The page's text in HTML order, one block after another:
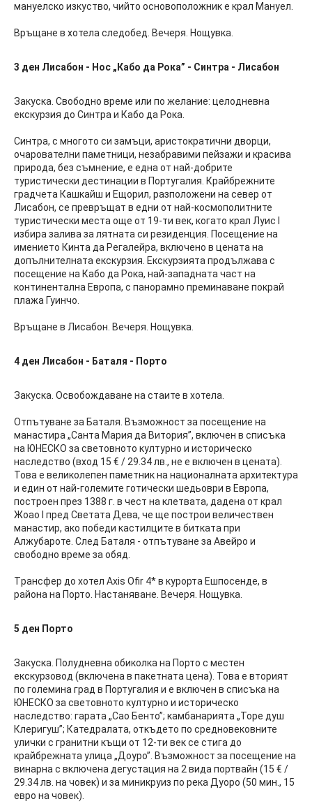
мануелско изкуство, чийто основоположник е крал Мануел.
Връщане в хотела следобед. Вечеря. Нощувка.
3 ден Лисабон - Нос „Кабо да Рока” - Синтра - Лисабон
Закуска. Свободно време или по желание: целодневна
екскурзия до Синтра и Кабо да Рока.
Синтра, с многото си замъци, аристократични дворци,
очарователни паметници, незабравими пейзажи и красива
природа, без съмнение, е една от най-добрите
туристически дестинации в Португалия. Крайбрежните
градчета Кашкайш и Ещорил, разположени на север от
Лисабон, се превръщат в едни от най-космополитните
туристически места още от 19-ти век, когато крал Луис I
избира залива за лятната си резиденция. Посещение на
имението Кинта да Регалейра, включено в цената на
допълнителната екскурзия. Екскурзията продължава с
посещение на Кабо да Рока, най-западната част на
континентална Европа, с панорамно преминаване покрай
плажа Гуинчо.
Връщане в Лисабон. Вечеря. Нощувка.
4 ден Лисабон - Баталя - Порто
Закуска. Освобождаване на стаите в хотела.
Отпътуване за Баталя. Възможност за посещение на
манастира „Санта Мария да Витория”, включен в списъка
на ЮНЕСКО за световното културно и историческо
наследство (вход 15 € / 29.34 лв., не е включен в цената).
Това е великолепен паметник на националната архитектура
и един от най-големите готически шедьоври в Европа,
построен през 1388 г. в чест на клетвата, дадена от крал
Жоао І пред Светата Дева, че ще построи величествен
манастир, ако победи кастилците в битката при
Алжубароте. След Баталя - отпътуване за Авейро и
свободно време за обяд.
Tрансфер до хотел Axis Ofir 4* в курорта Ешпосенде, в
района на Порто. Настаняване. Вечеря. Нощувка.
5 ден Порто
Закуска. Полудневна обиколка на Порто с местен
екскурзовод (включена в пакетната цена). Това е вторият
по големина град в Португалия и е включен в списъка на
ЮНЕСКО за световното културно и историческо
наследство: гарата „Сао Бенто”; камбанарията „Торе душ
Клеригуш”; Катедралата, откъдето по средновековните
улички с гранитни къщи от 12-ти век се стига до
крайбрежната улица „Доуро”. Възможност за посещение на
винарна с включена дегустация на 2 вида портвайн (15 € /
29.34 лв. на човек) и за миникруиз по река Дуоро (50 мин., 15
евро на човек).